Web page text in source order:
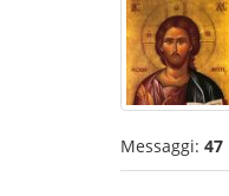
Messaggi: 47